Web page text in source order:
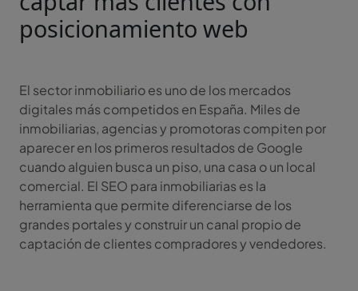
posicionamiento web
El sector inmobiliario es uno de los mercados
digitales más competidos en España. Miles de
inmobiliarias, agencias y promotoras compiten por
aparecer en los primeros resultados de Google
cuando alguien busca un piso, una casa o un local
comercial. El SEO para inmobiliarias es la
herramienta que permite diferenciarse de los
grandes portales y construir un canal propio de
captación de clientes compradores y vendedores.